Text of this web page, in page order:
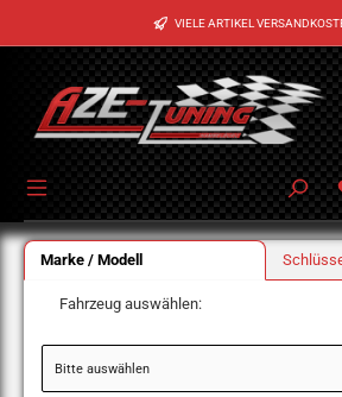
Zum Hauptinhalt springen VIELE ARTIKEL
Marke / Modell
Fahrzeug auswählen: